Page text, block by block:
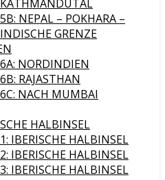
KATHMANDUTAL
5B: NEPAL – POKHARA –
INDISCHE GRENZE
6A: NORDINDIEN
6B: RAJASTHAN
6C: NACH MUMBAI
HALBINSEL
1: IBERISCHE HALBINSEL
2: IBERISCHE HALBINSEL
3: IBERISCHE HALBINSEL